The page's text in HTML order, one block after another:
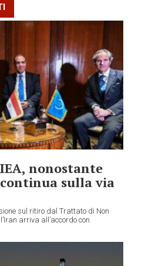
nonostante
sulla via
sul ritiro dal Trattato di Non
arriva all’accordo con